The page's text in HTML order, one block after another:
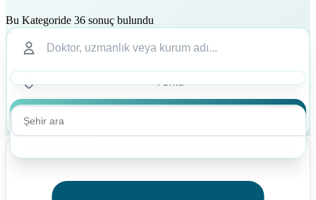
Bu Kategoride 36 sonuç bulundu